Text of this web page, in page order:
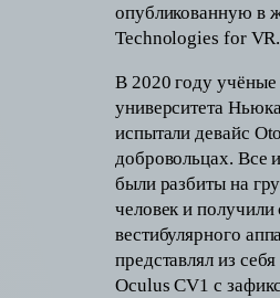
опубликованную в
Technologies for VR.
В 2020 году учёные
университета
испытали девайс
добровольцах. Все
были разбиты на
человек и получили
вестибулярного
представлял из
Oculus CV1 с